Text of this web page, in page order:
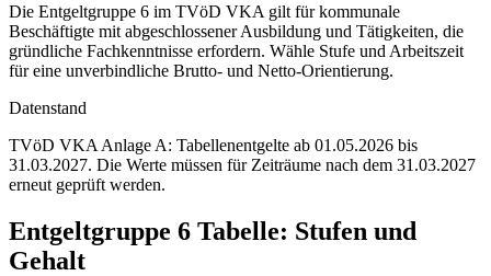
Die Entgeltgruppe 6 im TVöD VKA gilt für kommunale
Beschäftigte mit abgeschlossener Ausbildung und Tätigkeiten, die
gründliche Fachkenntnisse erfordern. Wähle Stufe und Arbeitszeit
für eine unverbindliche Brutto- und Netto-Orientierung.
Datenstand
TVöD VKA Anlage A: Tabellenentgelte ab 01.05.2026 bis
31.03.2027. Die Werte müssen für Zeiträume nach dem 31.03.2027
erneut geprüft werden.
Entgeltgruppe 6 Tabelle: Stufen und
Gehalt